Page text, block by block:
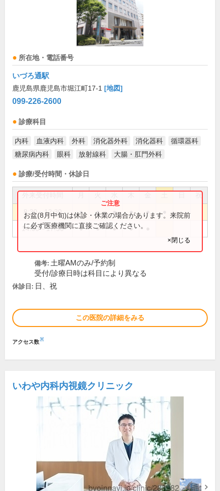
所在地・電話番号
いづろ通駅
鹿児島県鹿児島市堀江町17-1 [地図]
099-226-2600
診療科目
内科 血液内科 外科 消化器外科 消化器科
循環器科
糖尿病内科
眼科 放射線科 大腸・肛門外科
診療/受付時間・休診日
祝
8:30～12:30 ● ● ● ● ●
14:00～17:30 ● ● ● ●
お盆(8月中旬)は休診・休業の場合があります。来院前
に必ず医療機関に直接ご確認ください。
×閉じる
備考: 土曜AMのみ/予約制
受付/診療日時は科目により異なる
休診日: 日、祝
この医院の詳細をみる
アクセス数※
いわや内科内視鏡クリニック